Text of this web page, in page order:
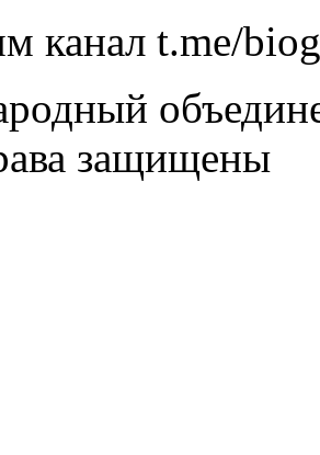
канал t.me/
защищены